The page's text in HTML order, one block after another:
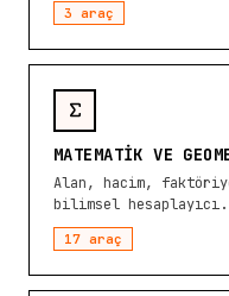
3 araç
MATEMATIK VE
Alan, hacim,
bilimsel hesaplayıcı.
17 araç